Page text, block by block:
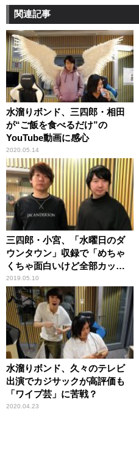
関連記事
水溜りボンド、三四郎・相田
が“ご飯を食べるだけ”の
YouTube動画に感心
2020.05.14
三四郎・小宮、「水曜日のダ
ウンタウン」収録で「めちゃ
くちゃ面白いけど全部カッ
ト」
2019.05.10
水溜りボンド、久々のテレビ
出演でカジサックが高評価も
「ワイプ芸」に苦戦？
2020.04.23